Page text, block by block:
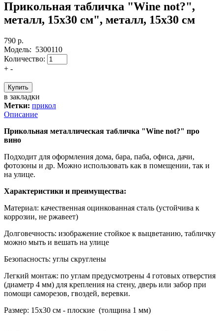
Прикольная табличка "Wine not?",
металл, 15х30 см", металл, 15х30 см
790 р.
Модель: 5300110
Количество:
+ -
в закладки
Метки: прикол
Описание
Прикольная металлическая табличка "Wine not?" про
вино
Подходит для оформления дома, бара, паба, офиса, дачи,
фотозоны и др. Можно использовать как в помещении, так и
на улице.
Характеристики и преимущества:
Материал: качественная оцинкованная сталь (устойчива к
коррозии, не ржавеет)
Долговечность: изображение стойкое к выцветанию, табличку
можно мыть и вешать на улице
Безопасность: углы скруглены
Легкий монтаж: по углам предусмотрены 4 готовых отверстия
(диаметр 4 мм) для крепления на стену, дверь или забор при
помощи саморезов, гвоздей, веревки.
Размер: 15х30 см - плоские (толщина 1 мм)